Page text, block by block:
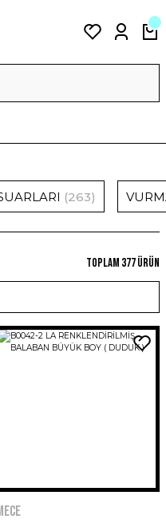
(263)
Toplam 377 ürün